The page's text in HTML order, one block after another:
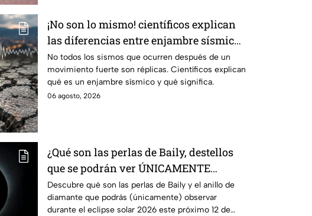
¡No son lo mismo! científicos explican
las diferencias entre enjambre sísmico
y réplicas
No todos los sismos que ocurren después de un
movimiento fuerte son réplicas. Científicos explican
qué es un enjambre sísmico y qué significa.
06 agosto, 2026
¿Qué son las perlas de Baily, destellos
que se podrán ver ÚNICAMENTE
durante el eclipse solar 2026 del 12 de
agosto?
Descubre qué son las perlas de Baily y el anillo de
diamante que podrás (únicamente) observar
durante el eclipse solar 2026 este próximo 12 de